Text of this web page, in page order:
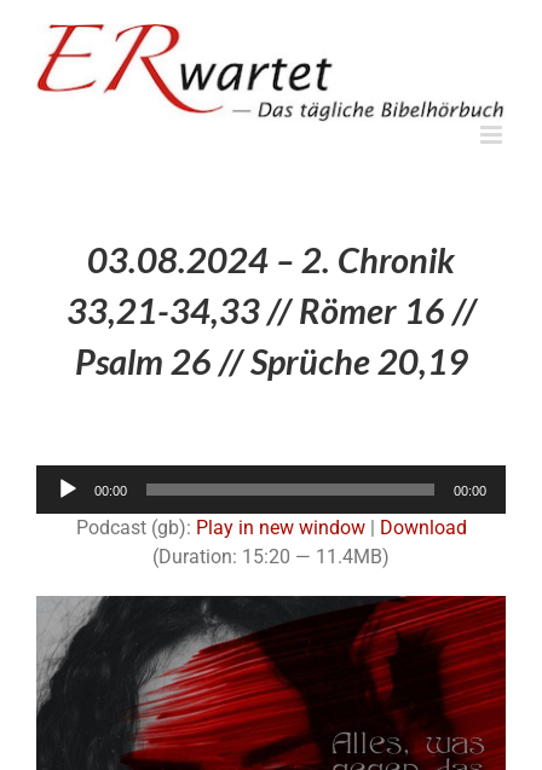
springen
03.08.2024 – 2. Chronik
33,21-34,33 // Römer 16 //
Psalm 26 // Sprüche 20,19
Audio-
00:00 00:00
Podcast (gb): Play in new window|
Download
(Duration: 15:20 — 11.4MB)